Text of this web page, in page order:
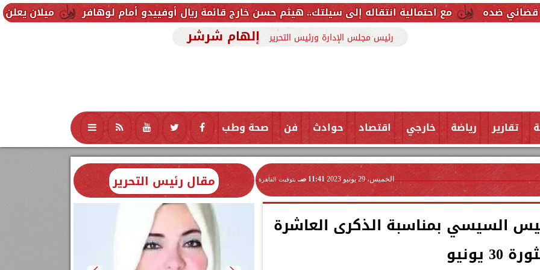
ميلان يعلن فسخ عقد مع احتمالية انتقاله إلى سيلتك.. هيثم حسن خارج قائمة ريال أوفييدو أمام لوهافر
رئيس مجلس الإدارة ورئيس التحرير إلهام شرشر
تقارير رياضة خارجي اقتصاد حوادث فن صحة وطب تكنولوجيا منوعات محافظات
الخميس، 29 يونيو 2023 11:41 صـ بتوقيت القاهرة
السيسي بمناسبة الذكرى العاشرة
30 يونيو
مقال رئيس التحرير